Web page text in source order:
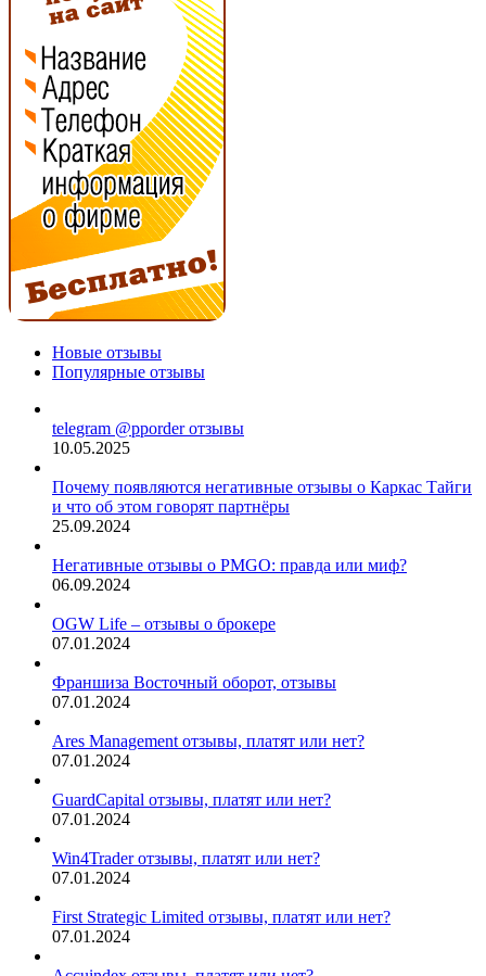
Новые отзывы
Популярные отзывы
telegram @pporder отзывы
10.05.2025
Почему появляются негативные отзывы о Каркас Тайги
и что об этом говорят партнёры
25.09.2024
Негативные отзывы о PMGO: правда или миф?
06.09.2024
OGW Life – отзывы о брокере
07.01.2024
Франшиза Восточный оборот, отзывы
07.01.2024
Ares Management отзывы, платят или нет?
07.01.2024
GuardCapital отзывы, платят или нет?
07.01.2024
Win4Trader отзывы, платят или нет?
07.01.2024
First Strategic Limited отзывы, платят или нет?
07.01.2024